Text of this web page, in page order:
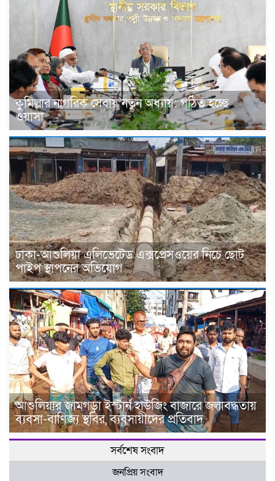
কুমিল্লার নাগরিক সেবায় নতুন অধ্যায়: গঠিত হচ্ছে
ওয়াসা
ঢাকা-আশুলিয়া এলিভেটেড এক্সপ্রেসওয়ের নিচে ছোট
পাইপ স্থাপনের অভিযোগ
আশুলিয়ার জামগড়া ইস্টার্ন হাউজিং বাজারে জলাবদ্ধতায়
ব্যবসা-বাণিজ্য স্থবির, ব্যবসায়ীদের প্রতিবাদ
সর্বশেষ সংবাদ
জনপ্রিয় সংবাদ